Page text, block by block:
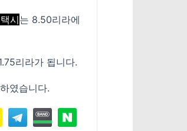
시는 8.50리라에
리라가 됩니다.
였습니다.